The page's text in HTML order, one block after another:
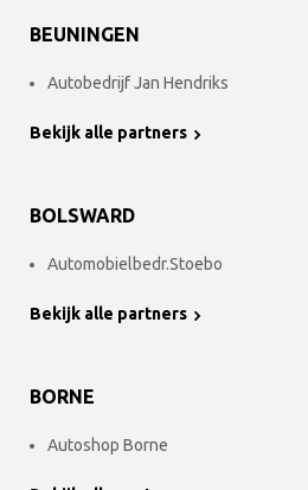
BEUNINGEN
Autobedrijf Jan Hendriks
Bekijk alle partners
BOLSWARD
Automobielbedr.Stoebo
Bekijk alle partners
BORNE
Autoshop Borne